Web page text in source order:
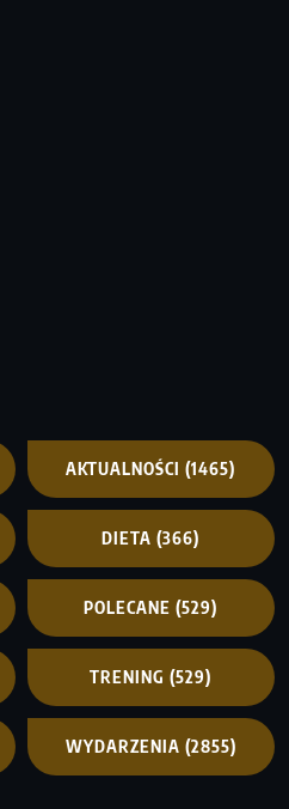
AKTUALNOŚCI (1465)
DIETA (366)
POLECANE (529)
TRENING (529)
WYDARZENIA (2855)